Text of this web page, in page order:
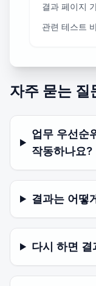
결과 페이지
관련 테스트
자주 묻는 질
업무 우선순
작동하나요?
결과는 어떻
다시 하면